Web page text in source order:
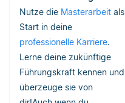
Nutze die Masterarbeit als
Start in deine
professionelle Karriere.
Lerne deine zukünftige
Führungskraft kennen und
überzeuge sie von